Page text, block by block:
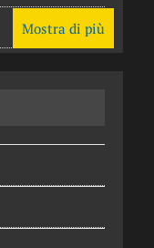
Mostra di più